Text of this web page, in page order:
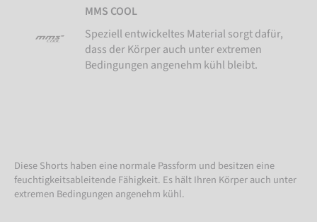
MMS COOL
Speziell entwickeltes Material sorgt dafür,
dass der Körper auch unter extremen
Bedingungen angenehm kühl bleibt.
Diese Shorts haben eine normale Passform und besitzen eine
feuchtigkeitsableitende Fähigkeit. Es hält Ihren Körper auch unter
extremen Bedingungen angenehm kühl.